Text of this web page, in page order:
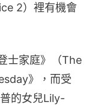
2）裡有機會
士家庭》（The
》，而受
的女兒Lily-